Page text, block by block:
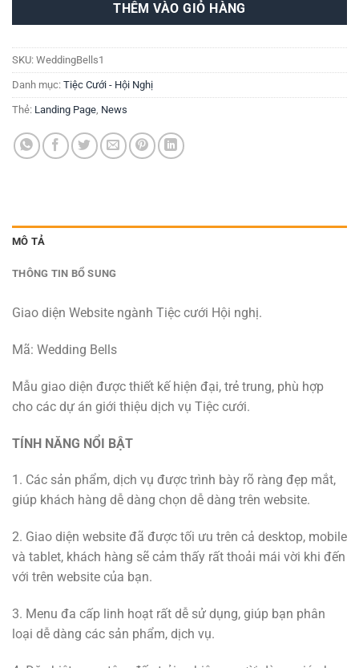
THÊM VÀO GIỎ HÀNG
SKU: WeddingBells1
Danh mục: Tiệc Cưới - Hội Nghị
Thẻ: Landing Page, News
MÔ TẢ
THÔNG TIN BỔ SUNG
Giao diện Website ngành Tiệc cưới Hội nghị.
Mã: Wedding Bells
Mẫu giao diện được thiết kế hiện đại, trẻ trung, phù hợp
cho các dự án giới thiệu dịch vụ Tiệc cưới.
TÍNH NĂNG NỔI BẬT
1. Các sản phẩm, dịch vụ được trình bày rõ ràng đẹp mắt,
giúp khách hàng dễ dàng chọn dễ dàng trên website.
2. Giao diện website đã được tối ưu trên cả desktop, mobile
và tablet, khách hàng sẽ cảm thấy rất thoải mái vời khi đến
với trên website của bạn.
3. Menu đa cấp linh hoạt rất dễ sử dụng, giúp bạn phân
loại dễ dàng các sản phẩm, dịch vụ.